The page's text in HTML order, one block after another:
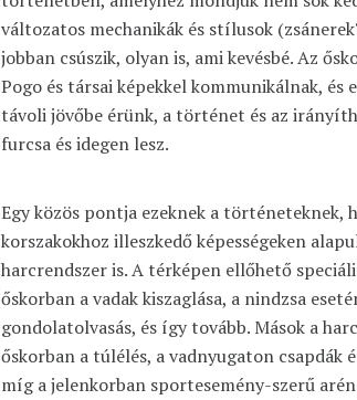
változatos mechanikák és stílusok
jobban csúszik, olyan is, ami kevésbé. Az
Pogo és társai képekkel kommunikálnak, és
távoli jövőbe érünk, a történet és az
furcsa és idegen lesz.
Egy közös pontja ezeknek a történeteknek,
korszakokhoz illeszkedő képességeken
harcrendszer is. A térképen ellőhető
őskorban a vadak kiszaglása, a nindzsa
gondolatolvasás, és így tovább. Mások a
őskorban a túlélés, a vadnyugaton csapdák
míg a jelenkorban sportesemény-szerű